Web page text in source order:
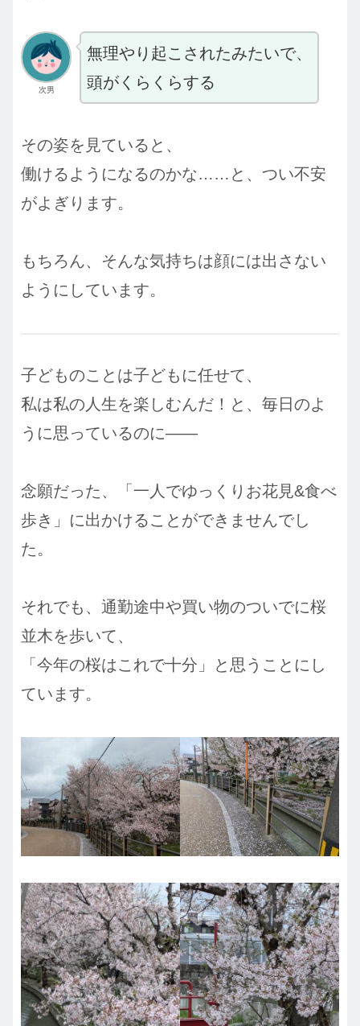
次男
無理やり起こされたみたいで、
頭がくらくらする
その姿を見ていると、
働けるようになるのかな……と、つい不安
がよぎります。
もちろん、そんな気持ちは顔には出さない
ようにしています。
子どものことは子どもに任せて、
私は私の人生を楽しむんだ！と、毎日のよ
うに思っているのに——
念願だった、「一人でゆっくりお花見&食べ
歩き」に出かけることができませんでし
た。
それでも、通勤途中や買い物のついでに桜
並木を歩いて、
「今年の桜はこれで十分」と思うことにし
ています。